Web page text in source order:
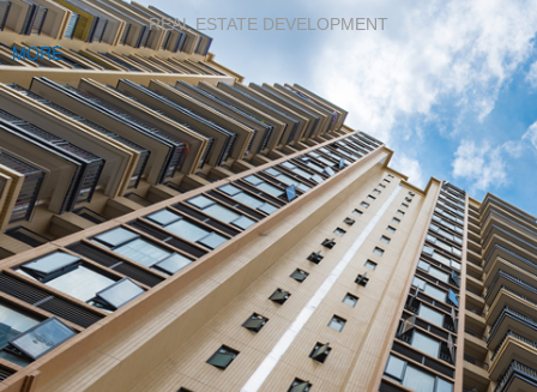
REAL ESTATE DEVELOPMENT
MORE